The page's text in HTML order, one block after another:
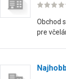
Obchod
pre